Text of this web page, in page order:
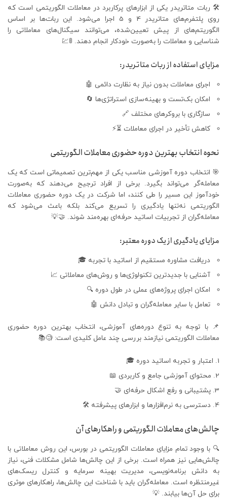
🛠 ربات متاتریدر یکی از ابزارهای پرکاربرد در معاملات الگوریتمی است که
روی پلتفرم‌های متاتریدر 4 و 5 اجرا می‌شود. این ربات‌ها بر اساس
الگوریتم‌های از پیش تعیین‌شده، می‌توانند سیگنال‌های معاملاتی را
شناسایی و معاملات را به‌صورت خودکار انجام دهند. 🚦💹
مزایای استفاده از ربات متاتریدر:
اجرای معاملات بدون نیاز به نظارت دائمی 🤖
امکان بک‌تست و بهینه‌سازی استراتژی‌ها 🔄
سازگاری با بروکرهای مختلف 🔗
کاهش تأخیر در اجرای معاملات ⏳⚡
نحوه انتخاب بهترین دوره حضوری معاملات الگوریتمی
🎯 انتخاب دوره آموزشی مناسب یکی از مهم‌ترین تصمیماتی است که یک
معامله‌گر می‌تواند بگیرد. برخی از افراد ترجیح می‌دهند که به‌صورت
خودآموز این مسیر را طی کنند، اما شرکت در یک دوره حضوری معاملات
الگوریتمی نه‌تنها یادگیری را تسریع می‌کند بلکه باعث می‌شود که
معامله‌گران از تجربیات اساتید حرفه‌ای بهره‌مند شوند. 🤝💡
مزایای یادگیری از یک دوره معتبر:
دریافت مشاوره مستقیم از اساتید با تجربه 🎓
آشنایی با جدیدترین تکنولوژی‌ها و روش‌های معاملاتی 📈
امکان اجرای پروژه‌های عملی در طول دوره 🔍
تعامل با سایر معامله‌گران و تبادل دانش 🤖
📌 با توجه به تنوع دوره‌های آموزشی، انتخاب بهترین دوره حضوری
معاملات الگوریتمی نیازمند بررسی چند عامل کلیدی است: 🧐📚
اعتبار و تجربه اساتید دوره 🎓
محتوای آموزشی جامع و کاربردی 📖
پشتیبانی و رفع اشکال حرفه‌ای 🤝
دسترسی به نرم‌افزارها و ابزارهای پیشرفته 🛠
چالش‌های معاملات الگوریتمی و راهکارهای آن
🔍 با وجود تمام مزایای معاملات الگوریتمی در بورس، این روش معاملاتی با
چالش‌هایی نیز همراه است. برخی از این چالش‌ها شامل مشکلات فنی، نیاز
به دانش برنامه‌نویسی، مدیریت بهینه سرمایه و کنترل ریسک‌های
غیرمنتظره است. معامله‌گران باید با شناخت این چالش‌ها، راهکارهای موثری
برای حل آن‌ها بیابند. 💡